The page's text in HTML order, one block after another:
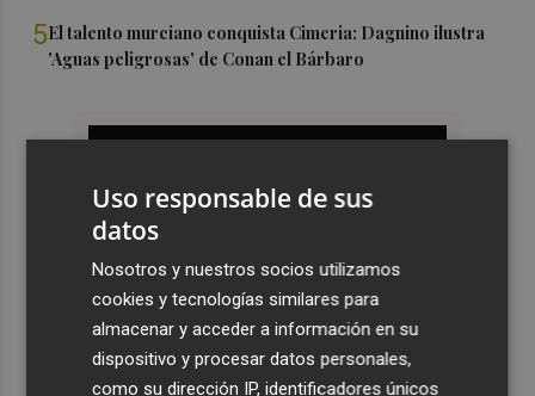
5El talento murciano conquista Cimeria: Dagnino ilustra
'Aguas peligrosas' de Conan el Bárbaro
Uso responsable de sus
datos
Nosotros y nuestros socios utilizamos
cookies y tecnologías similares para
almacenar y acceder a información en su
dispositivo y procesar datos personales,
como su dirección IP, identificadores únicos